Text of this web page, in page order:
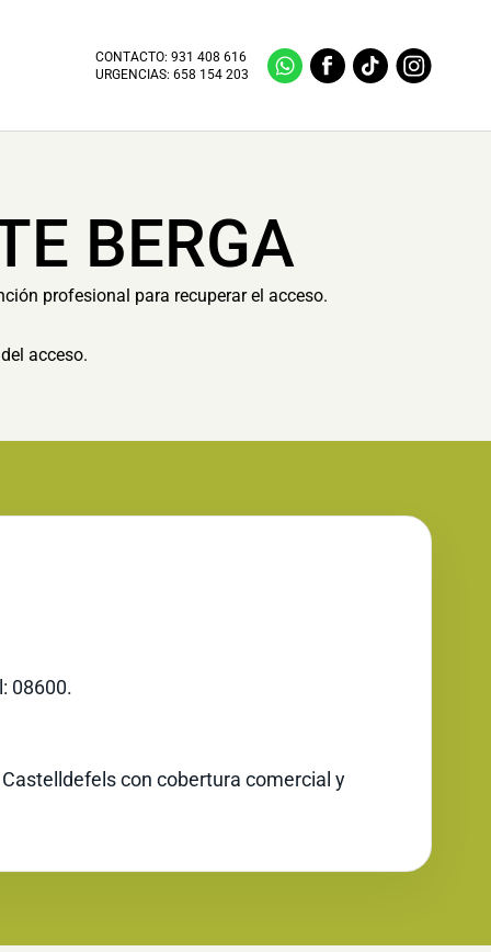
CONTACTO:931 408 616
URGENCIAS:658 154 203
BERGA
profesional para recuperar el acceso.
acceso.
08600.
con cobertura comercial y